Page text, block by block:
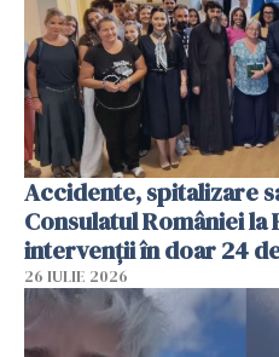
Accidente, spitalizare
Consulatul României
intervenții în doar 24
26 IULIE 2026